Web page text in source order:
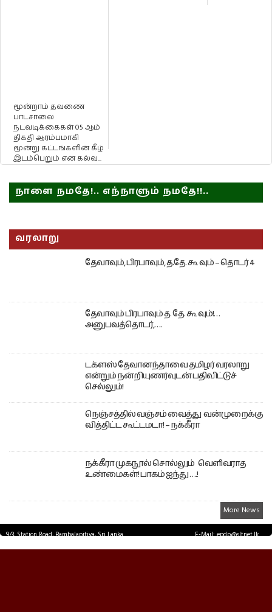
மூன்றாம் தவணை
பாடசாலை
நடவடிக்கைகள் 05 ஆம்
திகதி ஆரம்பமாகி
மூன்று கட்டங்களின் கீழ்
இடம்பெறும் என கல்வ...
நாளை நமதே!.. எந்நாளும் நமதே!!..
வரலாறு
தேவாவும், பிரபாவும், த.தே. கூ வும் – தொடர் 4
தேவாவும் பிரபாவும் த. தே. கூ வும்!…
அனுபவத்தொடர்,….
டக்ளஸ் தேவானந்தாவை தமிழர் வரலாறு
என்றும் நன்றியுணர்வுடன் பதிவிட்டுச்
செல்லும்!
நெஞ்சத்தில் வஞ்சம் வைத்து வன்முறைக்கு
வித்திட்ட கூட்டமடா! – நக்கீரா
நக்கீரா முகநூல் சொல்லும் வெளிவராத
உண்மைகள்! பாகம் ஐந்து ….!
More News
9/3, Station Road, Bambalapitiya, Sri Lanka.
E-Mail: epdp@sltnet.lk